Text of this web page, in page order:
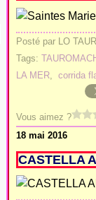
Posté par LO
Tags:
LA MER, corrida
Vous aimez ?
18 mai 2016
CASTELLA